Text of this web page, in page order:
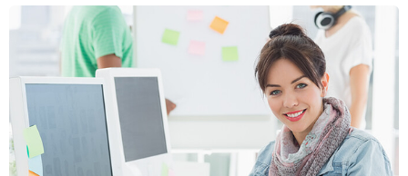
A munkaidőben történő sorozatnézés növelheti a
termelékenységet?
Valaki rajtakapta Önt, hogy a Trónok harca legújabb epizódját nézi a
munkahelyén? Hihetetlen elképzelni, hogy munkaidőben
videojátékokkal játsszon vagy izgalmas asztali foci mérkőzésen
vegyen részt. Pedig a szórakoztató és pihenő zónák kiépítése
manapság egyre inkább trend a progresszív vállalatoknál. Sok vezető
már rájött, hogy a kipihent munkavállaló, az jó munkavállaló és sokkal
Teljes cikk »